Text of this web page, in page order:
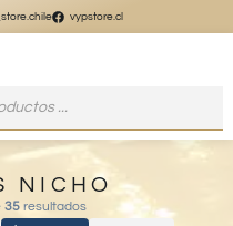
vypstore.cl
NICHO
35 resultados